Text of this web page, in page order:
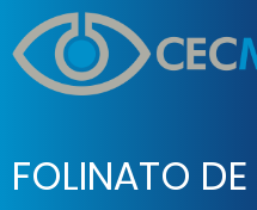
Pasar al contenido principal
FOLINATO